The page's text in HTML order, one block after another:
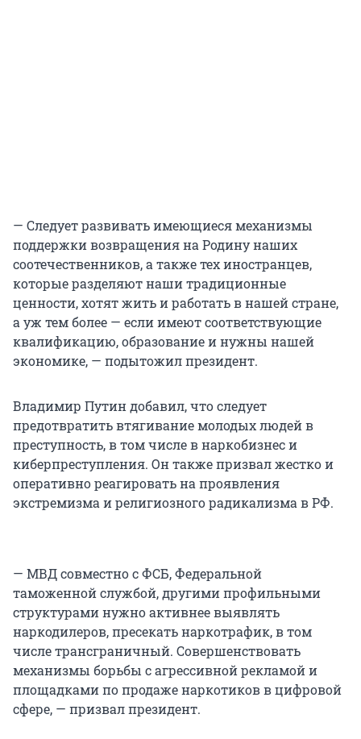
— Следует развивать имеющиеся механизмы
поддержки возвращения на Родину наших
соотечественников, а также тех иностранцев,
которые разделяют наши традиционные
ценности, хотят жить и работать в нашей стране,
а уж тем более — если имеют соответствующие
квалификацию, образование и нужны нашей
экономике, — подытожил президент.
Владимир Путин добавил, что следует
предотвратить втягивание молодых людей в
преступность, в том числе в наркобизнес и
киберпреступления. Он также призвал жестко и
оперативно реагировать на проявления
экстремизма и религиозного радикализма в РФ.
— МВД совместно с ФСБ, Федеральной
таможенной службой, другими профильными
структурами нужно активнее выявлять
наркодилеров, пресекать наркотрафик, в том
числе трансграничный. Совершенствовать
механизмы борьбы с агрессивной рекламой и
площадками по продаже наркотиков в цифровой
сфере, — призвал президент.